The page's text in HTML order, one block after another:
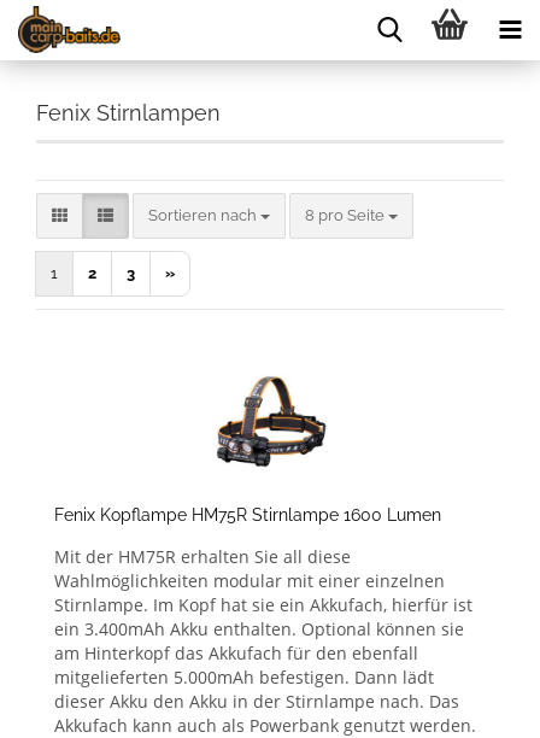
Fenix Stirnlampen
Sortieren nach
Sortieren nach 8 pro Seite
pro Seite
1 2 3 »
Fenix Kopflampe HM75R Stirnlampe 1600 Lumen
Mit der HM75R erhalten Sie all diese
Wahlmöglichkeiten modular mit einer einzelnen
Stirnlampe. Im Kopf hat sie ein Akkufach, hierfür ist
ein 3.400mAh Akku enthalten. Optional können sie
am Hinterkopf das Akkufach für den ebenfall
mitgelieferten 5.000mAh befestigen. Dann lädt
dieser Akku den Akku in der Stirnlampe nach. Das
Akkufach kann auch als Powerbank genutzt werden.